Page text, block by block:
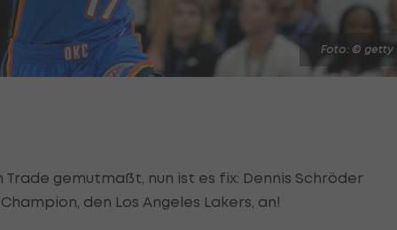
Foto: © getty
gemutmaßt, nun ist es fix: Dennis Schröder
den Los Angeles Lakers, an!